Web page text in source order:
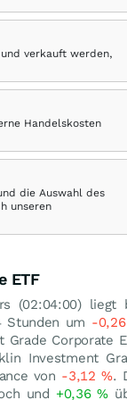
verkauft werden,
Handelskosten
die Auswahl des
unseren
ETF
(02:04:00) liegt
Stunden um -
Corporate
Investment
von -3,12%.
und +0,36%